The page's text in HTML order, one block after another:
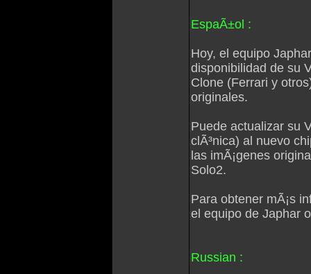
EspaÃ±ol :
Hoy, el equipo
disponibilidad de su
Clone (Ferrari y
originales.
Puede actualizar su
clÃ³nica) al nuevo
las imÃ¡genes
Solo2.
Para obtener mÃ¡s
el equipo de Japhar
Russian :